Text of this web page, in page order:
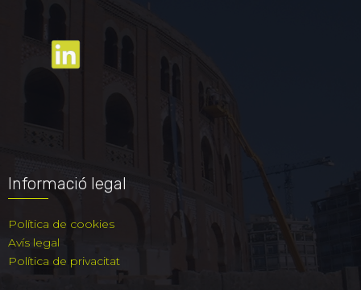
Informació legal
Política de cookies
Avís legal
Política de privacitat